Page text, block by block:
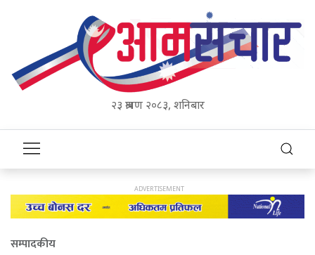
२३ श्रावण २०८३, शनिबार
सम्पादकीय